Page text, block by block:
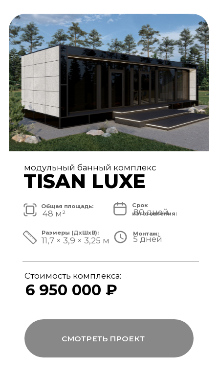
АРХИТЕКТУРА И ЭКСТЕРЬЕР
Мы совмещаем скорость модульной
сборки с технологиями капитального
строительства, включая использование
бетона, керамогранита и премиального
инженерного оборудования